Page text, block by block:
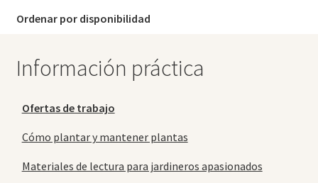
Ordenar por disponibilidad
Información práctica
Ofertas de trabajo
Cómo plantar y mantener plantas
Materiales de lectura para jardineros apasionados